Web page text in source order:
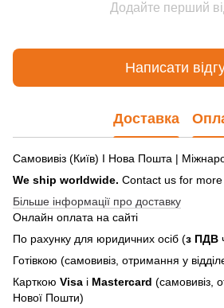
Додайте перший
Написати
Доставка
Самовивіз (Київ) І Нова Пошта |
We ship worldwide. Contact us for
Більше інформації про доставку
Онлайн оплата на сайті
По рахунку для юридичних осіб (з ПДВ
Готівкою (самовивіз, отримання у
Карткою Visa і Mastercard (самовивіз,
Нової Пошти)